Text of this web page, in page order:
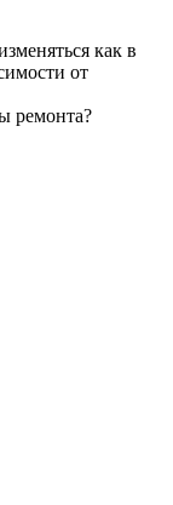
как в
от
ремонта?